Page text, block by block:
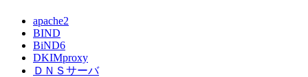
apache2
BIND
BiND6
DKIMproxy
ＤＮＳサーバ